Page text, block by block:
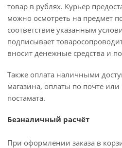
товар в рублях. Курьер
можно осмотреть на предмет
соответствие указанным
подписывает
вносит денежные средства и
Также оплата наличными
магазина, оплаты по почте
постамата.
Безналичный расчёт
При оформлении заказа в